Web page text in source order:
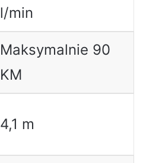
l/min
Maksymalnie 90
KM
4,1 m